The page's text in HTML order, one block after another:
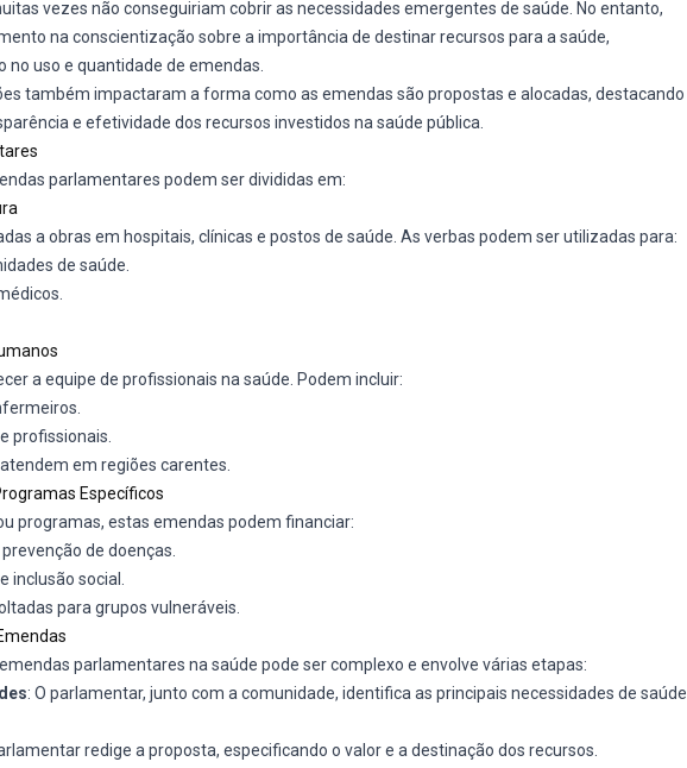
vezes não conseguiriam cobrir as necessidades emergentes de saúde. No entanto,
na conscientização sobre a importância de destinar recursos para a saúde,
uso e quantidade de emendas.
também impactaram a forma como as emendas são propostas e alocadas, destacando
e efetividade dos recursos investidos na saúde pública.
parlamentares podem ser divididas em:
a obras em hospitais, clínicas e postos de saúde. As verbas podem ser utilizadas para:
de saúde.
a equipe de profissionais na saúde. Podem incluir:
profissionais.
em regiões carentes.
Específicos
programas, estas emendas podem financiar:
de doenças.
inclusão social.
para grupos vulneráveis.
parlamentares na saúde pode ser complexo e envolve várias etapas:
: O parlamentar, junto com a comunidade, identifica as principais necessidades de saúde
redige a proposta, especificando o valor e a destinação dos recursos.